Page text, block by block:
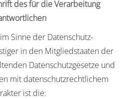
des für die Verarbeitung
Sinne der Datenschutz-
in den Mitgliedstaaten der
Datenschutzgesetze und
mit datenschutzrechtlichem
ist die: